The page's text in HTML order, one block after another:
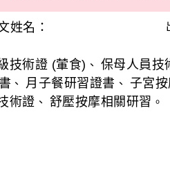
姓名：
技術證 (葷食) 、 保母人員技
、 月子餐研習證書 、 子宮
術證 、 舒壓按摩相關研習 。